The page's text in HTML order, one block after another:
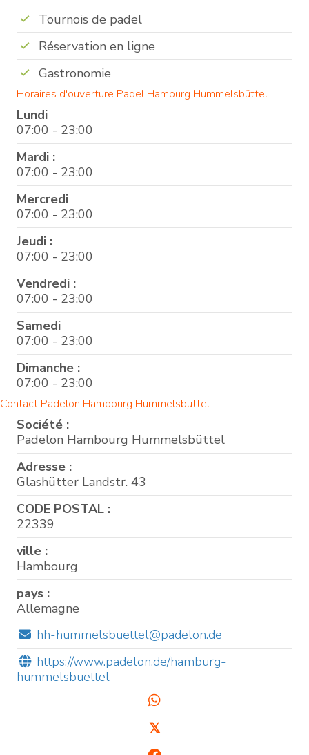
Tournois de padel
Réservation en ligne
Gastronomie
Horaires d'ouverture Padel Hamburg Hummelsbüttel
Lundi
07:00 - 23:00
Mardi :
07:00 - 23:00
Mercredi
07:00 - 23:00
Jeudi :
07:00 - 23:00
Vendredi :
07:00 - 23:00
Samedi
07:00 - 23:00
Dimanche :
07:00 - 23:00
Contact Padelon Hambourg Hummelsbüttel
Société :
Padelon Hambourg Hummelsbüttel
Adresse :
Glashütter Landstr. 43
CODE POSTAL :
22339
ville :
Hambourg
pays :
Allemagne
hh-hummelsbuettel@padelon.de
https://www.padelon.de/hamburg-
hummelsbuettel
𝕏